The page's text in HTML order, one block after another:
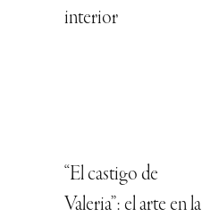
interior
“El castigo de
Valeria”: el arte en la